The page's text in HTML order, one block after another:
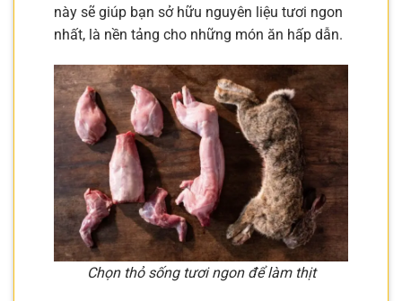
này sẽ giúp bạn sở hữu nguyên liệu tươi ngon
nhất, là nền tảng cho những món ăn hấp dẫn.
Chọn thỏ sống tươi ngon để làm thịt